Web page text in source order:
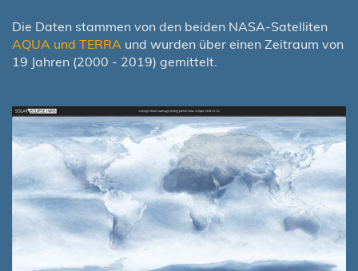
Die Daten stammen von den beiden NASA-Satelliten
AQUA und TERRA und wurden über einen Zeitraum von
19 Jahren (2000 - 2019) gemittelt.